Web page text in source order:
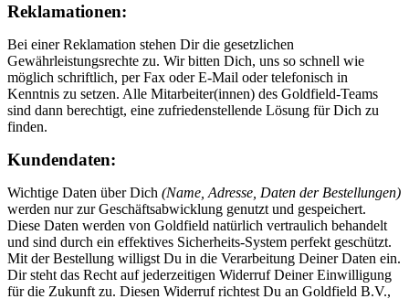
Reklamationen:
Bei einer Reklamation stehen Dir die gesetzlichen
Gewährleistungsrechte zu. Wir bitten Dich, uns so schnell wie
möglich schriftlich, per Fax oder E-Mail oder telefonisch in
Kenntnis zu setzen. Alle Mitarbeiter(innen) des Goldfield-Teams
sind dann berechtigt, eine zufriedenstellende Lösung für Dich zu
finden.
Kundendaten:
Wichtige Daten über Dich (Name, Adresse, Daten der Bestellungen)
werden nur zur Geschäftsabwicklung genutzt und gespeichert.
Diese Daten werden von Goldfield natürlich vertraulich behandelt
und sind durch ein effektives Sicherheits-System perfekt geschützt.
Mit der Bestellung willigst Du in die Verarbeitung Deiner Daten ein.
Dir steht das Recht auf jederzeitigen Widerruf Deiner Einwilligung
für die Zukunft zu. Diesen Widerruf richtest Du an Goldfield B.V.,